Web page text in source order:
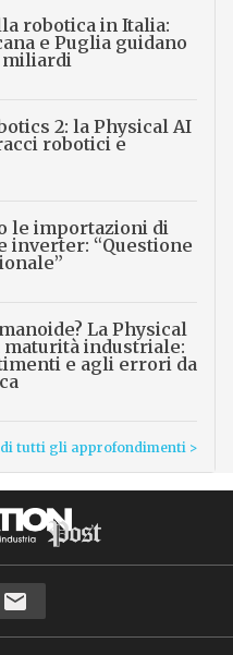
robotica in Italia:
e Puglia guidano
miliardi
2: la Physical AI
robotici e
le importazioni di
inverter: “Questione
La Physical
maturità industriale:
e agli errori da
tutti gli approfondimenti >